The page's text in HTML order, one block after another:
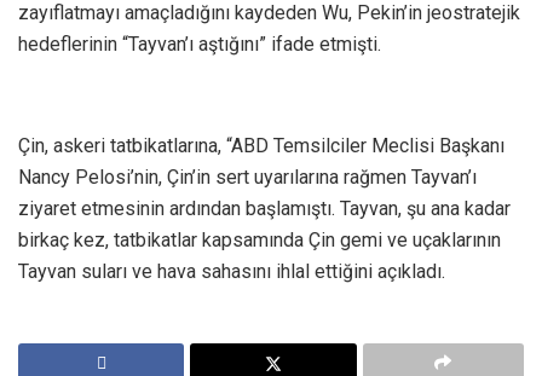
zayıflatmayı amaçladığını kaydeden Wu, Pekin’in jeostratejik
hedeflerinin “Tayvan’ı aştığını” ifade etmişti.
Çin, askeri tatbikatlarına, “ABD Temsilciler Meclisi Başkanı
Nancy Pelosi’nin, Çin’in sert uyarılarına rağmen Tayvan’ı
ziyaret etmesinin ardından başlamıştı. Tayvan, şu ana kadar
birkaç kez, tatbikatlar kapsamında Çin gemi ve uçaklarının
Tayvan suları ve hava sahasını ihlal ettiğini açıkladı.